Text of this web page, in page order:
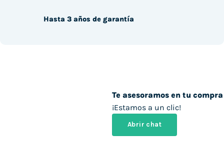
Te asesoramos en tu compra
¡Estamos a un clic!
Abrir chat
Hasta 3 años de garantía